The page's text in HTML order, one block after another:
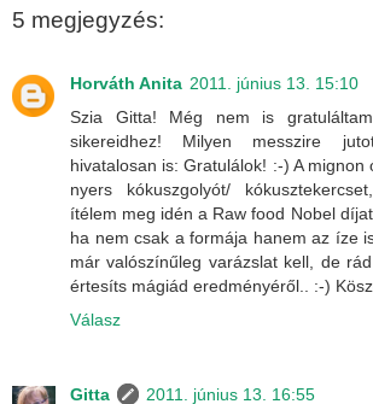
5 megjegyzés:
Horváth Anita 2011. június 13. 15:10
Szia Gitta! Még nem is
sikereidhez! Milyen messzire
hivatalosan is: Gratulálok! :-) A mignon
nyers kókuszgolyót/
ítélem meg idén a Raw food Nobel
ha nem csak a formája hanem az íze
már valószínűleg varázslat kell, de
értesíts mágiád eredményéről.. :-)
Válasz
Gitta
2011. június 13. 16:55